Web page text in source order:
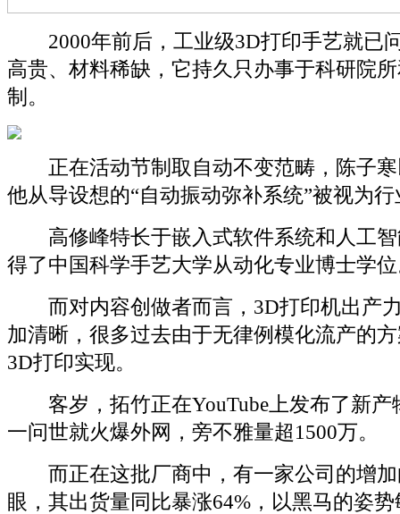
2000年前后，工业级3D打印手艺就已
高贵、材料稀缺，它持久只办事于科研院
制。
正在活动节制取自动不变范畴，陈子寒
他从导设想的“自动振动弥补系统”被视为
高修峰特长于嵌入式软件系统和人工智
得了中国科学手艺大学从动化专业博士学
而对内容创做者而言，3D打印机出产
加清晰，很多过去由于无律例模化流产的
3D打印实现。
客岁，拓竹正在YouTube上发布了新产
一问世就火爆外网，旁不雅量超1500万。
而正在这批厂商中，有一家公司的增加
眼，其出货量同比暴涨64%，以黑马的姿